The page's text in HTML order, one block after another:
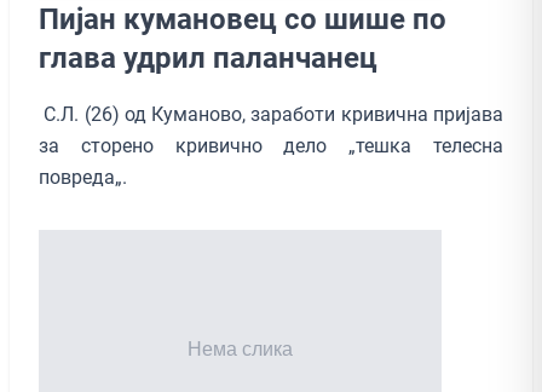
Пијан кумановец со шише по
глава удрил паланчaнец
С.Л. (26) од Куманово, заработи кривична пријава
за сторено кривично дело „тешка телесна
повреда„.